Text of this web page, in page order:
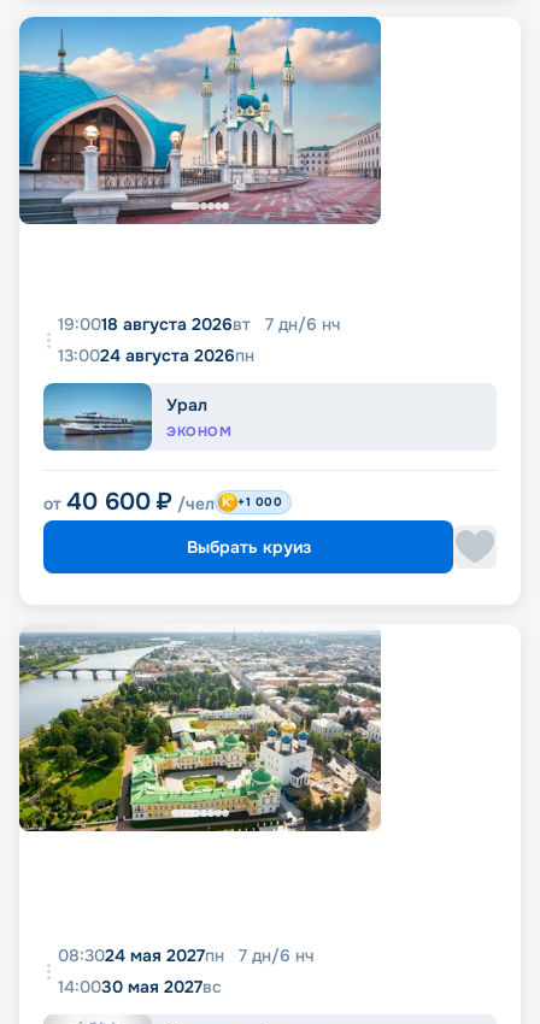
19:0018 августа 2026вт 7 дн/6 нч
13:0024 августа 2026пн
Урал
ЭКОНОМ
от 40 600 ₽ /чел +1 000
Выбрать круиз
08:3024 мая 2027пн 7 дн/6 нч
14:0030 мая 2027вс